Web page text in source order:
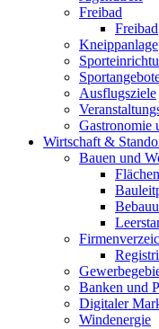
Freibad
Freibad
Kneippanlage
Ausflugsziele
Gastronomie
Wirtschaft &
Bauen und
Banken und
Digitaler
Windenergie